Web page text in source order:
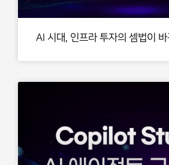
AI 시대, 인프라 투자의 셈법이